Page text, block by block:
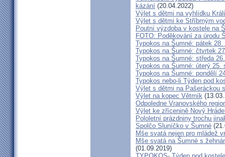
kázání (20.04.2022)
Výlet s dětmi na vyhlídku
Výlet s dětmi ke Stříbrným
Poutní výzdoba v kostele na
FOTO: Poděkování za úrodu
Typokos na Šumné: pátek
Typokos na Šumné: čtvrtek
Typokos na Šumné: středa
Typokos na Šumné: úterý 25.
Typokos na Šumné: pondělí
Typokos nebo-li Týden pod
Výlet s dětmi na Pašeráckou
Výlet na kopec Větrník
Odpoledne Vranovského
Výlet ke zřícenině Nový
Pololetní prázdniny trochu
Spolčo Sluníčko v Šumné
Mše svatá nejen pro mládež
Mše svatá na Šumné s
(01.09.2019)